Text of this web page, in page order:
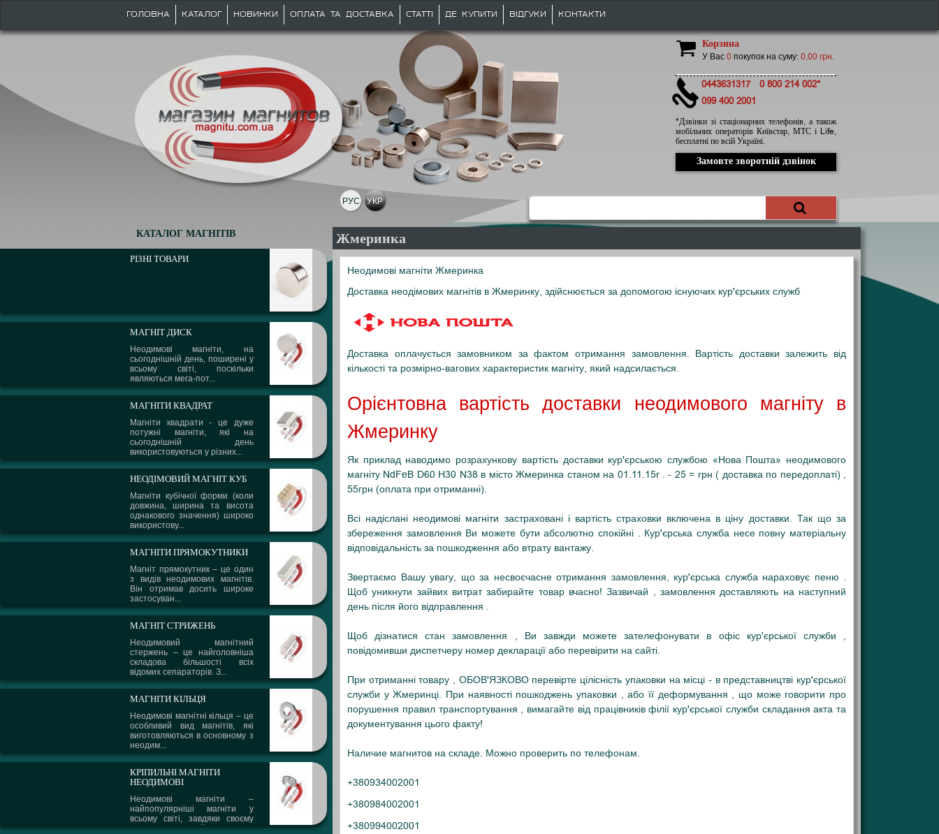
ГОЛОВНА КАТАЛОГ НОВИНКИ ОПЛАТА ТА ДОСТАВКА СТАТТІ ДЕ КУПИТИ ВІДГУКИ КОНТАКТИ
Корзина
У Вас0 покупок на суму:0,00 грн.
0443631317
0 800 214 002*
099 400 2001
*Дзвінки зі стаціонарних телефонів, а також
мобільних операторів Київстар, МТС і Life,
бесплатні по всій Україні.
Замовте зворотній дзвінок
РУС УКР
КАТАЛОГ МАГНІТІВ
РІЗНІ ТОВАРИ
МАГНІТ ДИСК
Неодимові магніти, на
сьогоднішній день, поширені у
всьому світі, поскільки
являються мега-пот...
МАГНІТИ КВАДРАТ
Магніти квадрати - це дуже
потужні магніти, які на
сьогоднішній день
використовуються у різних...
НЕОДІМОВИЙ МАГНІТ КУБ
Магніти кубічної форми (коли
довжина, ширина та висота
однакового значення) широко
використову...
МАГНІТИ ПРЯМОКУТНИКИ
Магніт прямокутник – це один
з видів неодимових магнітів.
Він отримав досить широке
застосуван...
МАГНІТ СТРИЖЕНЬ
Неодимовий магнітний
стержень – це найголовніша
складова більшості всіх
відомих сепараторів. З...
МАГНІТИ КІЛЬЦЯ
Неодимові магнітні кільця – це
особливий вид магнітів, які
виготовляються в основному з
неодим...
КРІПИЛЬНІ МАГНІТИ
НЕОДИМОВІ
Неодимові магніти –
найпопулярніші магніти у
всьому світі, завдяки своєму
сплаву і надзвичайни...
Жмеринка
Неодимові магніти Жмеринка
Доставка неодімових магнітів в Жмеринку, здійснюється за допомогою існуючих кур'єрських служб
Доставка оплачується замовником за фактом отримання замовлення. Вартість доставки залежить від
кількості та розмірно-вагових характеристик магніту, який надсилається.
Орієнтовна вартість доставки неодимового магніту в
Жмеринку
Як приклад наводимо розрахункову вартість доставки кур'єрською службою «Нова Пошта» неодимового
магніту NdFeB D60 H30 N38 в місто Жмеринка станом на 01.11.15г . - 25 = грн ( доставка по передоплаті) ,
55грн (оплата при отриманні).
Всі надіслані неодимові магніти застраховані і вартість страховки включена в ціну доставки. Так що за
збереження замовлення Ви можете бути абсолютно спокійні . Кур'єрська служба несе повну матеріальну
відповідальність за пошкодження або втрату вантажу.
Звертаємо Вашу увагу, що за несвоєчасне отримання замовлення, кур'єрська служба нараховує пеню .
Щоб уникнути зайвих витрат забирайте товар вчасно! Зазвичай , замовлення доставляють на наступний
день після його відправлення .
Щоб дізнатися стан замовлення , Ви завжди можете зателефонувати в офіс кур'єрської служби ,
повідомивши диспетчеру номер декларації або перевірити на сайті.
При отриманні товару , ОБОВ'ЯЗКОВО перевірте цілісність упаковки на місці - в представництві кур'єрської
служби у Жмеринці. При наявності пошкоджень упаковки , або її деформування , що може говорити про
порушення правил транспортування , вимагайте від працівників філії кур'єрської служби складання акта та
документування цього факту!
Наличие магнитов на складе. Можно проверить по телефонам.
+380934002001
+380984002001
+380994002001